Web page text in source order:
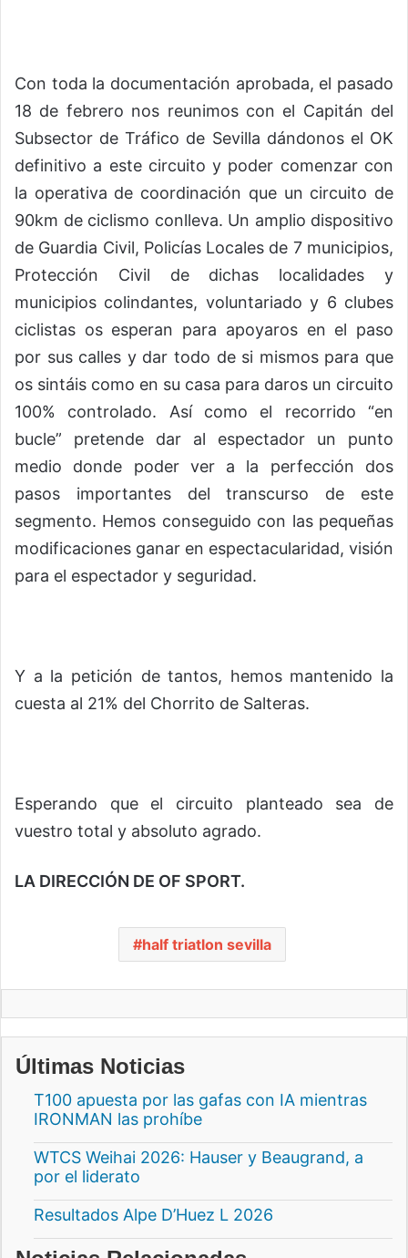
Con toda la documentación aprobada, el pasado
18 de febrero nos reunimos con el Capitán del
Subsector de Tráfico de Sevilla dándonos el OK
definitivo a este circuito y poder comenzar con
la operativa de coordinación que un circuito de
90km de ciclismo conlleva. Un amplio dispositivo
de Guardia Civil, Policías Locales de 7 municipios,
Protección Civil de dichas localidades y
municipios colindantes, voluntariado y 6 clubes
ciclistas os esperan para apoyaros en el paso
por sus calles y dar todo de si mismos para que
os sintáis como en su casa para daros un circuito
100% controlado. Así como el recorrido “en
bucle” pretende dar al espectador un punto
medio donde poder ver a la perfección dos
pasos importantes del transcurso de este
segmento. Hemos conseguido con las pequeñas
modificaciones ganar en espectacularidad, visión
para el espectador y seguridad.
Y a la petición de tantos, hemos mantenido la
cuesta al 21% del Chorrito de Salteras.
Esperando que el circuito planteado sea de
vuestro total y absoluto agrado.
LA DIRECCIÓN DE OF SPORT.
half triatlon sevilla
Últimas Noticias
T100 apuesta por las gafas con IA mientras
IRONMAN las prohíbe
WTCS Weihai 2026: Hauser y Beaugrand, a
por el liderato
Resultados Alpe D’Huez L 2026